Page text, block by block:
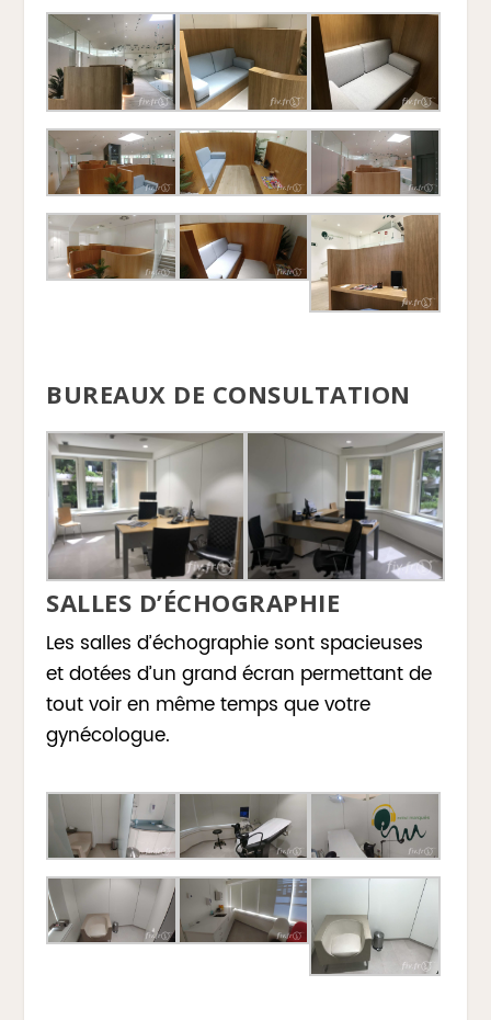
BUREAUX DE CONSULTATION
SALLES D’ÉCHOGRAPHIE
Les salles d’échographie sont spacieuses
et dotées d’un grand écran permettant de
tout voir en même temps que votre
gynécologue.